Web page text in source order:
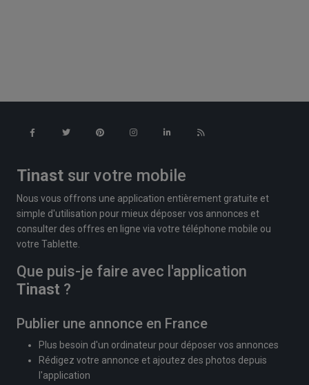
Tinast sur votre mobile
Nous vous offrons une application entièrement gratuite et
simple d'utilisation pour mieux déposer vos annonces et
consulter des offres en ligne via votre téléphone mobile ou
votre Tablette.
Que puis-je faire avec l'application
Tinast ?
Publier une annonce en France
Plus besoin d'un ordinateur pour déposer vos annonces
Rédigez votre annonce et ajoutez des photos depuis
l'application